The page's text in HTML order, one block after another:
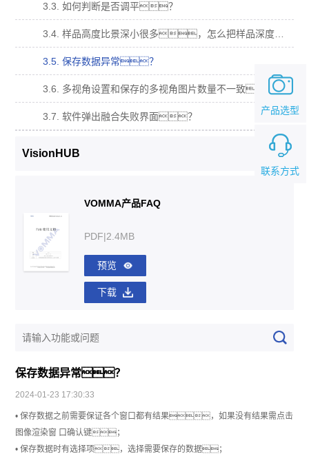
3.3. 如何判断是否调平？
3.4. 样品高度比景深小很多，怎么把样品深度图颜色更加明显？
3.5. 保存数据异常？
3.6. 多视角设置和保存的多视角图片数量不一致？
3.7. 软件弹出融合失败界面？
VisionHUB
VOMMA产品FAQ
PDF|2.4MB
预览
下载
保存数据异常？
2024-01-23 17:30:33
• 保存数据之前需要保证各个窗口都有结果，如果没有结果需点击
图像渲染窗 口确认键；
• 保存数据时有选择项，选择需要保存的数据；
联系方式
产品选型